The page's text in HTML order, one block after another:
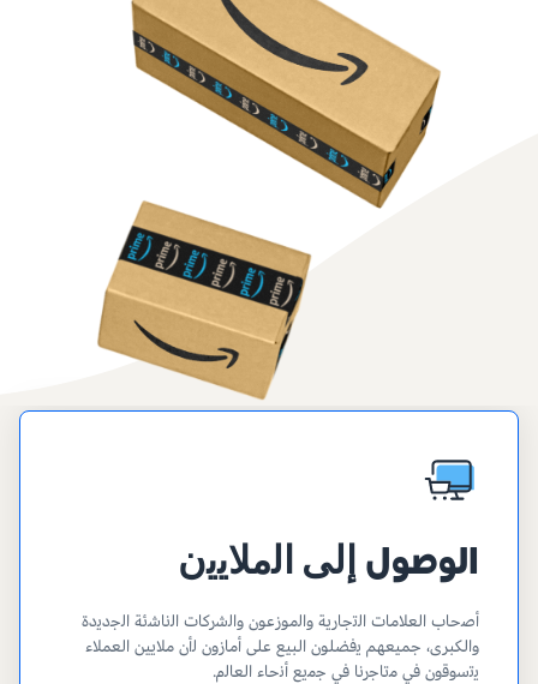
الوصول ﺇﻟﻰ ﺍﻟﻣﻼﻳﻳﻥ
ﺃﺻﺣﺎﺏ ﺍﻟﻌﻼﻣﺎﺕ ﺍﻟﺗﺟﺎﺭﻳﺔ ﻭﺍﻟموزعون وﺍﻟﺷﺭﻛﺎﺕ ﺍﻟﻧﺎﺷﺋﺔ ﺍﻟﺟﺩﻳﺩﺓ
ﻭالكبرى، جميعهم ﻳفضلون البيع ﻋﻠﻰ ﺃﻣﺎﺯﻭﻥ ﻟأن ملايين العملاء
ﻳﺗﺳﻭﻗﻭﻥ ﻓﻲ ﻣﺗﺎﺟﺭﻧﺎ ﻓﻲ ﺟﻣﻳﻊ ﺃﻧﺣﺎء ﺍﻟﻌﺎﻟﻡ.